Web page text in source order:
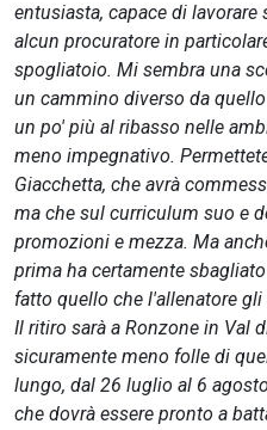
entusiasta, capace di
alcun procuratore in
spogliatoio. Mi sembra una
un cammino diverso da
un po' più al ribasso nelle
meno impegnativo.
Giacchetta, che avrà
ma che sul curriculum suo e
promozioni e mezza. Ma
prima ha certamente
fatto quello che l'allenatore gli
Il ritiro sarà a Ronzone in Val
sicuramente meno folle di
lungo, dal 26 luglio al 6
che dovrà essere pronto a